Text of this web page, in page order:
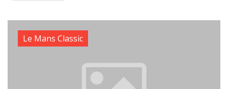
Le Mans Classic